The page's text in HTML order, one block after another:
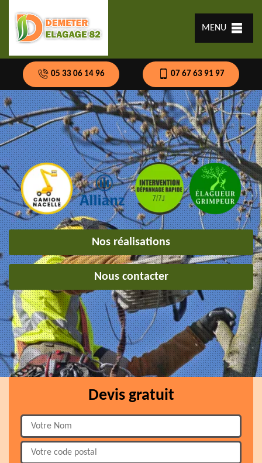
MENU
05 33 06 14 96 07 67 63 91 97
Nos réalisations
Nous contacter
Devis gratuit